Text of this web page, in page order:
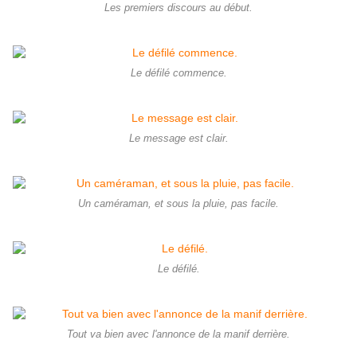
Les premiers discours au début.
Le défilé commence.
Le message est clair.
Un caméraman, et sous la pluie, pas facile.
Le défilé.
Tout va bien avec l'annonce de la manif derrière.